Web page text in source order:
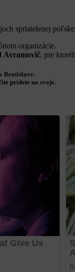
spriatelenej
organizácie.
Avramovič, pre
Bratislave.
prídete na svoje.